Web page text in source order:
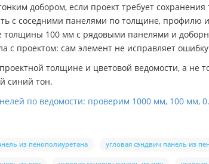
добором, если проект требует
с соседними панелями по толщине, профилю
толщины 100 мм с рядовыми панелями и
с проектом: сам элемент не исправляет
толщине и цветовой ведомости, а не
синий тон.
по ведомости: проверим 1000 мм, 100
из пенополиуретана угловая сэндвич панель из